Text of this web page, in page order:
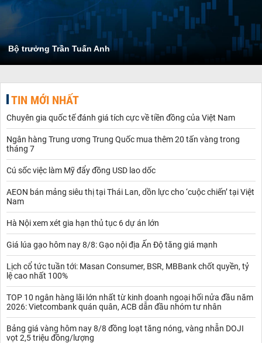
Bộ trưởng Trần Tuấn Anh
TIN MỚI NHẤT
Chuyên gia quốc tế đánh giá tích cực về tiền đồng của Việt Nam
Ngân hàng Trung ương Trung Quốc mua thêm 20 tấn vàng trong
tháng 7
Cú sốc việc làm Mỹ đẩy đồng USD lao dốc
AEON bán mảng siêu thị tại Thái Lan, dồn lực cho ‘cuộc chiến’ tại Việt
Nam
Hà Nội xem xét gia hạn thủ tục 6 dự án lớn
Giá lúa gạo hôm nay 8/8: Gạo nội địa Ấn Độ tăng giá mạnh
Lịch cổ tức tuần tới: Masan Consumer, BSR, MBBank chốt quyền, tỷ
lệ cao nhất 100%
TOP 10 ngân hàng lãi lớn nhất từ kinh doanh ngoại hối nửa đầu năm
2026: Vietcombank quán quân, ACB dẫn đầu nhóm tư nhân
Bảng giá vàng hôm nay 8/8 đồng loạt tăng nóng, vàng nhẫn DOJI
vọt 2,5 triệu đồng/lượng